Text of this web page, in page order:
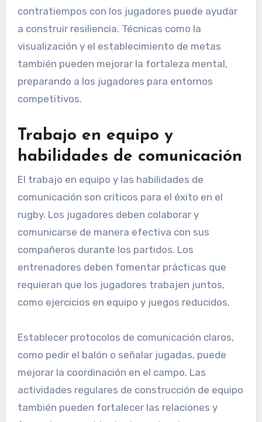
contratiempos con los jugadores puede ayudar
a construir resiliencia. Técnicas como la
visualización y el establecimiento de metas
también pueden mejorar la fortaleza mental,
preparando a los jugadores para entornos
competitivos.
Trabajo en equipo y
habilidades de comunicación
El trabajo en equipo y las habilidades de
comunicación son críticos para el éxito en el
rugby. Los jugadores deben colaborar y
comunicarse de manera efectiva con sus
compañeros durante los partidos. Los
entrenadores deben fomentar prácticas que
requieran que los jugadores trabajen juntos,
como ejercicios en equipo y juegos reducidos.
Establecer protocolos de comunicación claros,
como pedir el balón o señalar jugadas, puede
mejorar la coordinación en el campo. Las
actividades regulares de construcción de equipo
también pueden fortalecer las relaciones y